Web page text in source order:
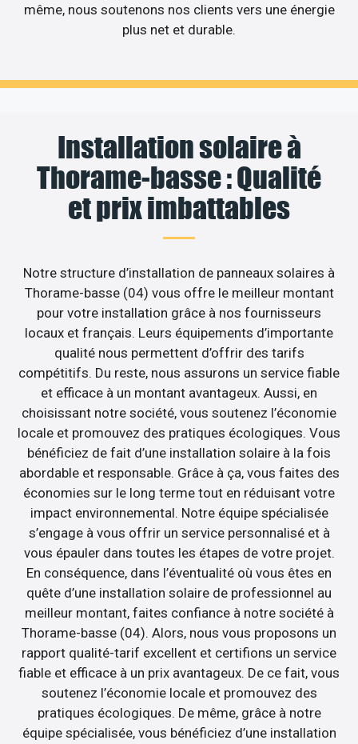
même, nous soutenons nos clients vers une énergie
plus net et durable.
Installation solaire à
Thorame-basse : Qualité
et prix imbattables
Notre structure d’installation de panneaux solaires à
Thorame-basse (04) vous offre le meilleur montant
pour votre installation grâce à nos fournisseurs
locaux et français. Leurs équipements d’importante
qualité nous permettent d’offrir des tarifs
compétitifs. Du reste, nous assurons un service fiable
et efficace à un montant avantageux. Aussi, en
choisissant notre société, vous soutenez l’économie
locale et promouvez des pratiques écologiques. Vous
bénéficiez de fait d’une installation solaire à la fois
abordable et responsable. Grâce à ça, vous faites des
économies sur le long terme tout en réduisant votre
impact environnemental. Notre équipe spécialisée
s’engage à vous offrir un service personnalisé et à
vous épauler dans toutes les étapes de votre projet.
En conséquence, dans l’éventualité où vous êtes en
quête d’une installation solaire de professionnel au
meilleur montant, faites confiance à notre société à
Thorame-basse (04). Alors, nous vous proposons un
rapport qualité-tarif excellent et certifions un service
fiable et efficace à un prix avantageux. De ce fait, vous
soutenez l’économie locale et promouvez des
pratiques écologiques. De même, grâce à notre
équipe spécialisée, vous bénéficiez d’une installation